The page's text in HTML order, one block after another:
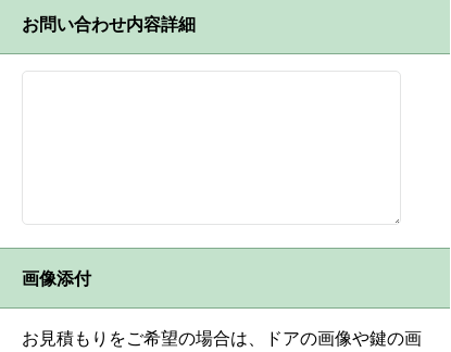
お問い合わせ内容詳細
画像添付
お見積もりをご希望の場合は、ドアの画像や鍵の画